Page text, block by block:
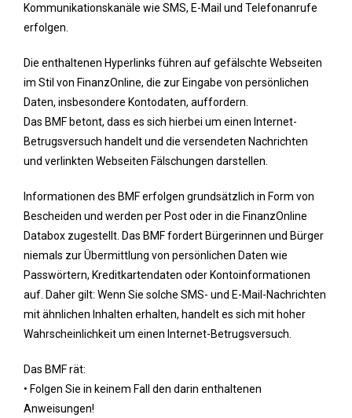
Kommunikationskanäle wie SMS, E-Mail und Telefonanrufe
erfolgen.
Die enthaltenen Hyperlinks führen auf gefälschte Webseiten
im Stil von FinanzOnline, die zur Eingabe von persönlichen
Daten, insbesondere Kontodaten, auffordern.
Das BMF betont, dass es sich hierbei um einen Internet-
Betrugsversuch handelt und die versendeten Nachrichten
und verlinkten Webseiten Fälschungen darstellen.
Informationen des BMF erfolgen grundsätzlich in Form von
Bescheiden und werden per Post oder in die FinanzOnline
Databox zugestellt. Das BMF fordert Bürgerinnen und Bürger
niemals zur Übermittlung von persönlichen Daten wie
Passwörtern, Kreditkartendaten oder Kontoinformationen
auf. Daher gilt: Wenn Sie solche SMS- und E-Mail-Nachrichten
mit ähnlichen Inhalten erhalten, handelt es sich mit hoher
Wahrscheinlichkeit um einen Internet-Betrugsversuch.
Das BMF rät:
• Folgen Sie in keinem Fall den darin enthaltenen
Anweisungen!